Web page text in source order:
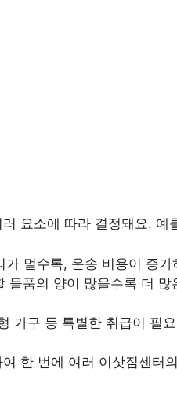
요소에 따라 결정돼요. 예
가 멀수록, 운송 비용이 증
물품의 양이 많을수록 더
가구 등 특별한 취급이 필
한 번에 여러 이삿짐센터